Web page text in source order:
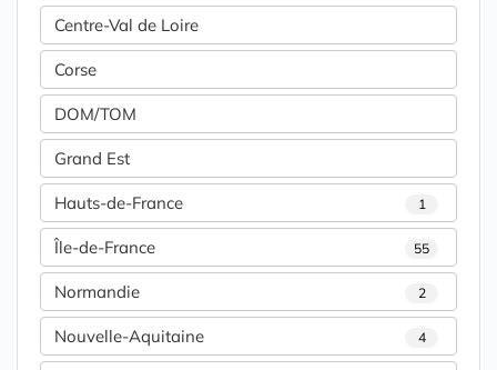
Centre-Val de Loire
Corse
DOM/TOM
Grand Est
Hauts-de-France 1
Île-de-France 55
Normandie 2
Nouvelle-Aquitaine 4